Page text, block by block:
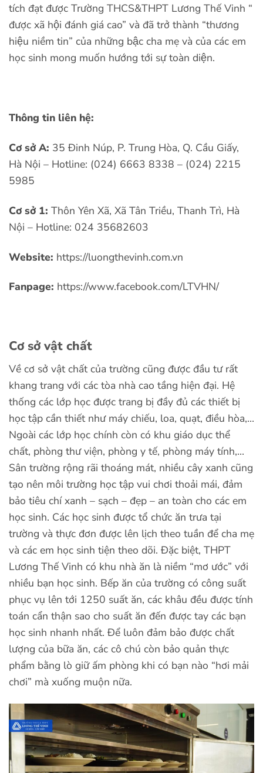
tích đạt được Trường THCS&THPT Lương Thế Vinh “
được xã hội đánh giá cao” và đã trở thành “thương
hiệu niềm tin” của những bậc cha mẹ và của các em
học sinh mong muốn hướng tới sự toàn diện.
Thông tin liên hệ:
Cơ sở A: 35 Đinh Núp, P. Trung Hòa, Q. Cầu Giấy,
Hà Nội – Hotline: (024) 6663 8338 – (024) 2215
5985
Cơ sở 1: Thôn Yên Xã, Xã Tân Triều, Thanh Trì, Hà
Nội – Hotline: 024 35682603
Website: https://luongthevinh.com.vn
Fanpage: https://www.facebook.com/LTVHN/
Cơ sở vật chất
Về cơ sở vật chất của trường cũng được đầu tư rất
khang trang với các tòa nhà cao tầng hiện đại. Hệ
thống các lớp học được trang bị đầy đủ các thiết bị
học tập cần thiết như máy chiếu, loa, quạt, điều hòa,…
Ngoài các lớp học chính còn có khu giáo dục thể
chất, phòng thư viện, phòng y tế, phòng máy tính,…
Sân trường rộng rãi thoáng mát, nhiều cây xanh cũng
tạo nên môi trường học tập vui chơi thoải mái, đảm
bảo tiêu chí xanh – sạch – đẹp – an toàn cho các em
học sinh. Các học sinh được tổ chức ăn trưa tại
trường và thực đơn được lên lịch theo tuần để cha mẹ
và các em học sinh tiện theo dõi. Đặc biệt, THPT
Lương Thế Vinh có khu nhà ăn là niềm “mơ ước” với
nhiều bạn học sinh. Bếp ăn của trường có công suất
phục vụ lên tới 1250 suất ăn, các khâu đều được tính
toán cẩn thận sao cho suất ăn đến được tay các bạn
học sinh nhanh nhất. Để luôn đảm bảo được chất
lượng của bữa ăn, các cô chú còn bảo quản thực
phẩm bằng lò giữ ấm phòng khi có bạn nào “hơi mải
chơi” mà xuống muộn nữa.